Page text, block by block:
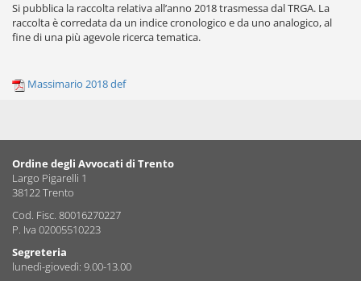
Si pubblica la raccolta relativa all’anno 2018 trasmessa dal TRGA. La
raccolta è corredata da un indice cronologico e da uno analogico, al
fine di una più agevole ricerca tematica.
Massimario 2018 def
Ordine degli Avvocati di Trento
Largo Pigarelli 1
38122 Trento
Cod. Fisc. 80016270227
P. Iva 02005510223
Segreteria
lunedì-giovedì: 9.00-13.00